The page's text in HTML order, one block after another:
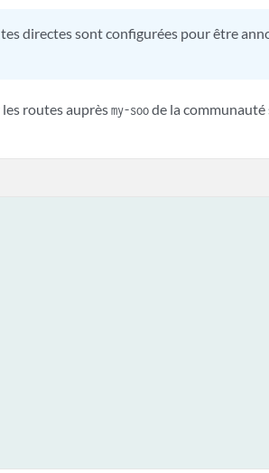
directes sont configurées pour être
routes auprèsmy-soode la